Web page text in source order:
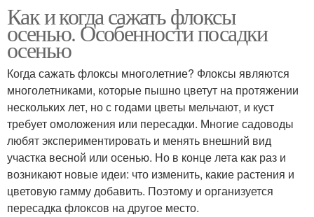
Как и когда сажать флоксы
осенью. Особенности посадки
осенью
Когда сажать флоксы многолетние? Флоксы являются
многолетниками, которые пышно цветут на протяжении
нескольких лет, но с годами цветы мельчают, и куст
требует омоложения или пересадки. Многие садоводы
любят экспериментировать и менять внешний вид
участка весной или осенью. Но в конце лета как раз и
возникают новые идеи: что изменить, какие растения и
цветовую гамму добавить. Поэтому и организуется
пересадка флоксов на другое место.